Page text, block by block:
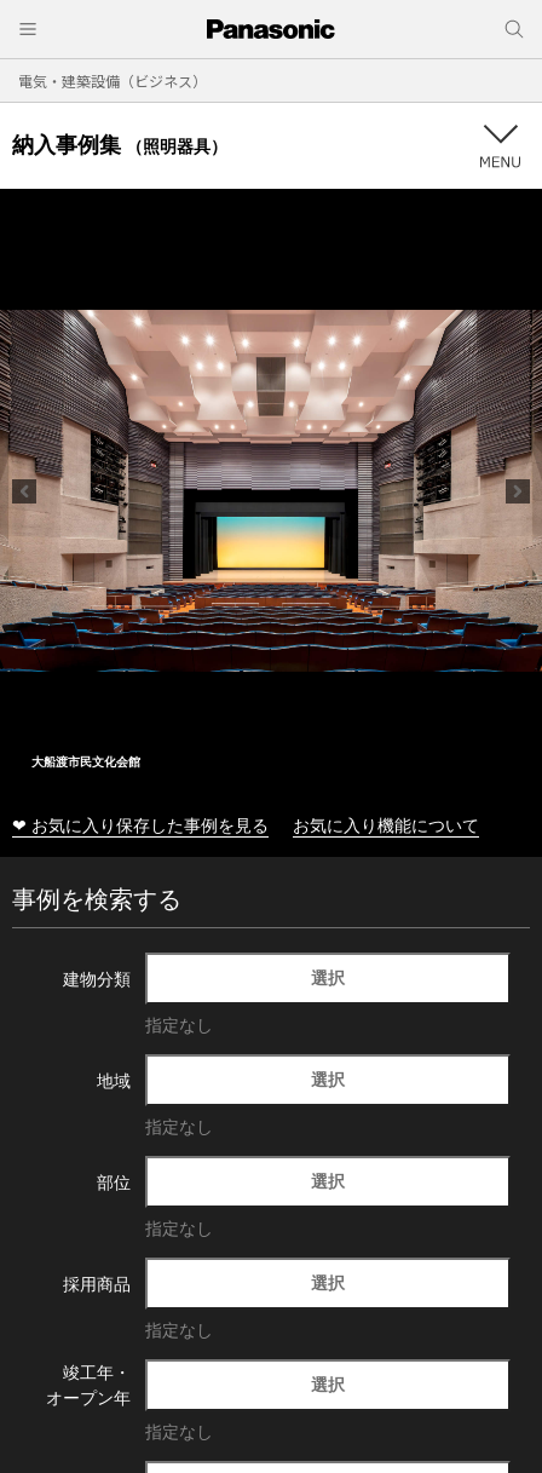
電気・建築設備（ビジネス）
納入事例集 （照明器具）
大船渡市民文化会館
❤ お気に入り保存した事例を見る お気に入り機能について
事例を検索する
建物分類 選択
指定なし
地域 選択
指定なし
部位 選択
指定なし
採用商品 選択
指定なし
竣工年・
オープン年
選択
指定なし